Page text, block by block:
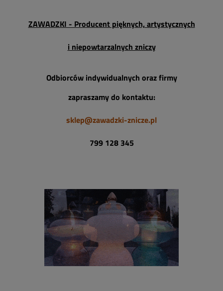
ZAWADZKI - Producent pięknych, artystycznych
i niepowtarzalnych zniczy
Odbiorców indywidualnych oraz firmy
zapraszamy do kontaktu:
sklep@zawadzki-znicze.pl
799 128 345